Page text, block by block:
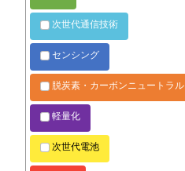
次世代通信技術
センシング
脱炭素・カーボンニュートラル
軽量化
次世代電池